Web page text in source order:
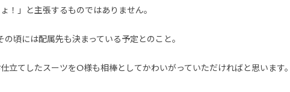
！」と主張するものではありません。
頃には配属先も決まっている予定とのこと。
立てしたスーツをO様も相棒としてかわいがっていただければと思います。